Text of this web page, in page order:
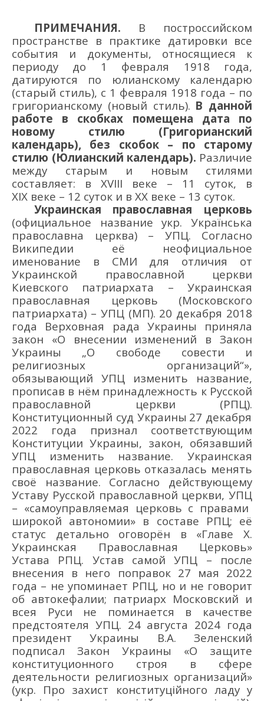
ПРИМЕЧАНИЯ. В построссийском
пространстве в практике датировки все
события и документы, относящиеся к
периоду до 1 февраля 1918 года,
датируются по юлианскому календарю
(старый стиль), с 1 февраля 1918 года – по
григорианскому (новый стиль). В данной
работе в скобках помещена дата по
новому стилю (Григорианский
календарь), без скобок – по старому
стилю (Юлианский календарь). Различие
между старым
и новым
стилями
составляет: в XVIII веке – 1 1 суток, в
XIX веке – 12 суток и в XX веке – 13 суток.
Украинская православная церковь
(официальное название укр. Українська
православна церква)– УПЦ. Согласно
Википедии её неофициальное
именование в СМИ для отличия от
Украинской православной церкви
Киевского патриархата –Украинская
православная церковь (Московского
патриархата) – УПЦ (МП). 20 декабря 2018
года Верховная рада Украины приняла
закон «О внесении изменений в Закон
Украины „О свободе совести и
религиозных организаций“»,
обязывающий УПЦ
изменить название,
прописав в нём принадлежность к Русской
православной церкви (РПЦ).
Конституционный суд Украины 27 декабря
2022 года признал соответствующим
Конституции Украины, закон, обязавший
УПЦ изменить название. Украинская
православная церковь отказалась менять
своё название. Согласно действующему
Уставу Русской православной церкви, УПЦ
– «самоуправляемая церковь с правами
широкой автономии» в составе РПЦ; её
статус детально оговорён в «Главе X.
Украинская Православная Церковь»
Устава РПЦ. Устав самой УПЦ – после
внесения в него поправок 27 мая 2022
года – не упоминает РПЦ, но и не говорит
об автокефалии; патриарх Московский и
всея Руси не поминается в качестве
предстоятеля УПЦ. 24 августа 2024 года
президент Украины В.А. Зеленский
подписал Закон Украины «О защите
конституционного строя в сфере
деятельности религиозных организаций»
(укр. Про захист конституційного ладу у